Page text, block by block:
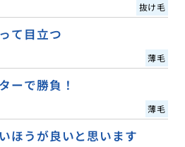
抜け毛
て目立つ
薄毛
ーで勝負！
薄毛
ほうが良いと思います